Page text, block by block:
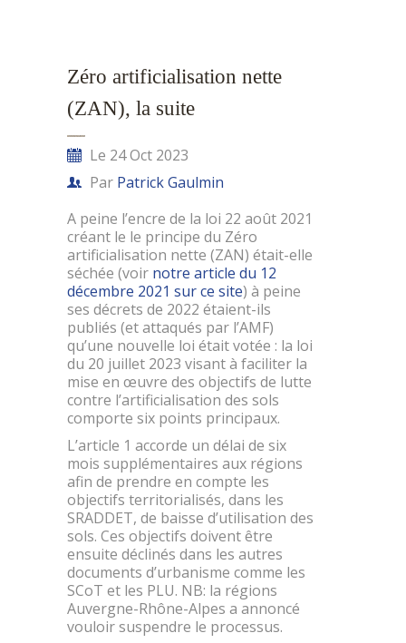
Zéro artificialisation nette
(ZAN), la suite
Le 24 Oct 2023
Par Patrick Gaulmin
A peine l’encre de la loi 22 août 2021
créant le le principe du Zéro
artificialisation nette (ZAN) était-elle
séchée (voir notre article du 12
décembre 2021 sur ce site) à peine
ses décrets de 2022 étaient-ils
publiés (et attaqués par l’AMF)
qu’une nouvelle loi était votée : la loi
du 20 juillet 2023 visant à faciliter la
mise en œuvre des objectifs de lutte
contre l’artificialisation des sols
comporte six points principaux.
L’article 1 accorde un délai de six
mois supplémentaires aux régions
afin de prendre en compte les
objectifs territorialisés, dans les
SRADDET, de baisse d’utilisation des
sols. Ces objectifs doivent être
ensuite déclinés dans les autres
documents d’urbanisme comme les
SCoT et les PLU. NB: la régions
Auvergne-Rhône-Alpes a annoncé
vouloir suspendre le processus.